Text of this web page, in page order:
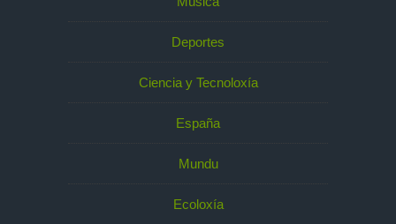
Deportes
Ciencia y Tecnoloxía
España
Mundu
Ecoloxía